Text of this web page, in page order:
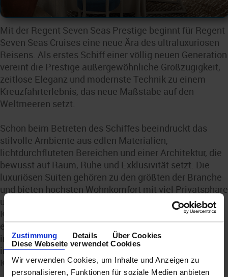
Zustimmung Details
Über Cookies
Diese Webseite verwendet Cookies
Wir verwenden Cookies, um Inhalte und Anzeigen zu
personalisieren, Funktionen für soziale Medien anbieten
Mit der Regent Seven Seas Prestige beginnt für Regent
Seven Seas Cruises eine neue Ära des ultraluxuriösen
Reisens. Als erstes Schiff einer völlig neuen Generation
vereint die Prestige außergewöhnliche Großzügigkeit,
zeitlose Eleganz und modernste Technik zu einem
Kreuzfahrterlebnis, das neue Maßstäbe auf den
Weltmeeren setzt.
Schon beim Betreten des Schiffes beeindruckt das
stilvolle Ambiente aus edlen Materialien,
lichtdurchfluteten Bereichen und einer Architektur, die
bewusst auf Raum, Ruhe und Exklusivität setzt. Die
luxuriösen Suiten gehören zu den größten der Branche
und bieten höchsten Wohnkomfort mit viel Privatsphäre
und spektakulären Ausblicken auf die vorbeiziehenden
Küsten und Ozeane. Kulinarisch dürfen sich Gäste auf
eine außergewöhnliche Vielfalt freuen – von
internationalen Gourmetrestaurants bis hin zu
innovativen Genusskonzepten, die selbst erfahrene
Kreuzfahrer begeistern werden.